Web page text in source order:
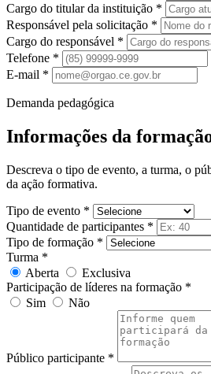
Cargo do titular da instituição *
Responsável pela solicitação *
Cargo do responsável *
Telefone *
E-mail *
Demanda pedagógica
Informações da
Descreva o tipo de evento, a turma, o
da ação formativa.
Tipo de evento *
Quantidade de participantes *
Tipo de formação *
Turma *
Aberta
Exclusiva
Participação de líderes na formação *
Sim
Não
Público participante *